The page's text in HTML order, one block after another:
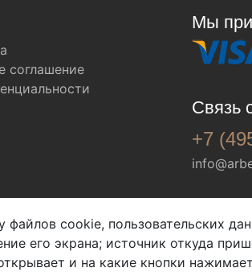
соглашение
Мы
Связь
+7
cookie, пользовательских
его экрана; источник откуда
и на какие кнопки